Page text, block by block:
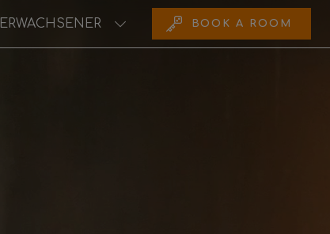
BOOKA ROOM